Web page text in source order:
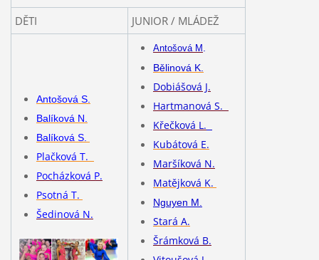
DĚTI JUNIOR / MLÁDEŽ
Antošová S.
Balíková N.
Balíková S.
Plačková T.
Pocházková P.
Psotná T.
Šedinová N.
Antošová M
Bělinová K.
Dobiášová J.
Hartmanová S.
Křečková L.
Kubátová E.
Maršíková N.
Matějková K.
Nguyen M.
Stará A.
Šrámková B.